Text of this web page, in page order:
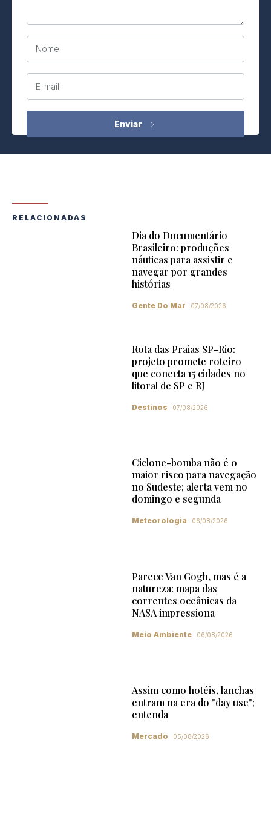
Nome
E-mail
RELACIONADAS
Dia do Documentário
Brasileiro: produções
náuticas para assistir e
navegar por grandes
histórias
Gente Do Mar 07/08/2026
Rota das Praias SP-Rio:
projeto promete roteiro
que conecta 15 cidades no
litoral de SP e RJ
Destinos 07/08/2026
Ciclone-bomba não é o
maior risco para navegação
no Sudeste; alerta vem no
domingo e segunda
Meteorologia 06/08/2026
Parece Van Gogh, mas é a
natureza: mapa das
correntes oceânicas da
NASA impressiona
Meio Ambiente 06/08/2026
Assim como hotéis, lanchas
entram na era do "day use";
entenda
Mercado 05/08/2026